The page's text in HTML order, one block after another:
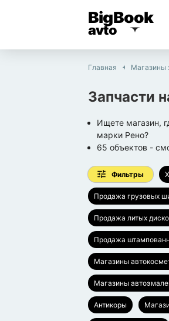
BigBook
avto
Главная Магазины
Запчасти
Ищете магазин,
марки Рено?
65 объектов -
Фильтры
Продажа грузовых
Продажа литых
Продажа
Магазины
Магазины
Антикоры